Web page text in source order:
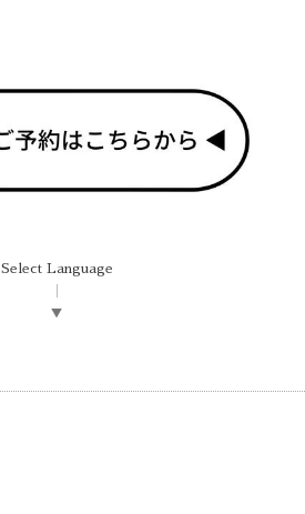
Select Language
▼